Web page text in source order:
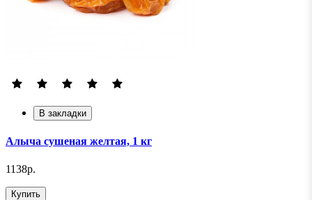
В закладки
Алыча сушеная желтая, 1 кг
1138р.
Купить